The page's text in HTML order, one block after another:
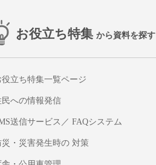
お役立ち特集 から資料を探す
役立ち特集一覧ページ
民への情報発信
送信サービス／ FAQシステム
災・災害発生時の 対策